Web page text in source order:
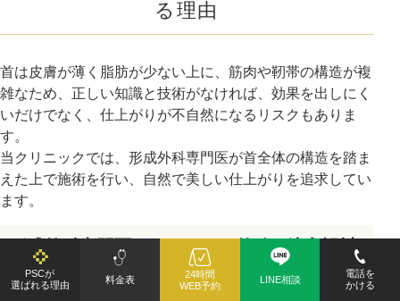
る理由
首は皮膚が薄く脂肪が少ない上に、筋肉や靭帯の構造が複
雑なため、正しい知識と技術がなければ、効果を出しにく
いだけでなく、仕上がりが不自然になるリスクもありま
す。
当クリニックでは、形成外科専門医が首全体の構造を踏ま
えた上で施術を行い、自然で美しい仕上がりを追求してい
ます。
形成外科専門医だからできる的確な注入設計
PSCが
選ばれる理由
料金表
24時間
WEB予約
LINE相談
電話を
かける